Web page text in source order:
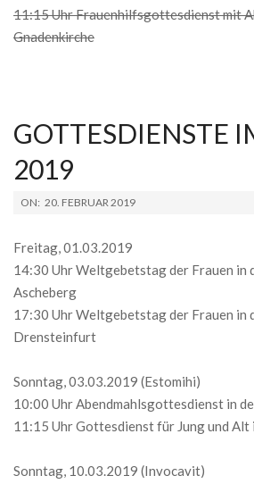
11:15 Uhr Frauenhilfsgottesdienst mit
Gnadenkirche
GOTTESDIENSTE
2019
2019-
20
ON: 20. FEBRUAR 2019
Freitag, 01.03.2019
14:30 Uhr Weltgebetstag der Frauen in
Ascheberg
17:30 Uhr Weltgebetstag der Frauen in
Drensteinfurt
Sonntag, 03.03.2019 (Estomihi)
10:00 Uhr Abendmahlsgottesdienst in
11:15 Uhr Gottesdienst für Jung und
Sonntag, 10.03.2019 (Invocavit)